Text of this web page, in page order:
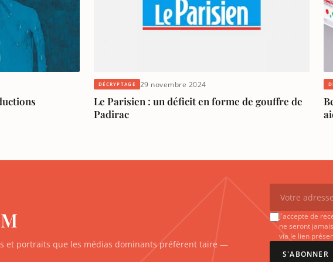
DÉCRYPTAGE 29 novembre 2024
Le Parisien : un déficit en forme de gouffre de
Padirac
et portraits que les médias dominants préfèrent taire —
J'accepte de
ne seront
via le lien
S'ABONNER